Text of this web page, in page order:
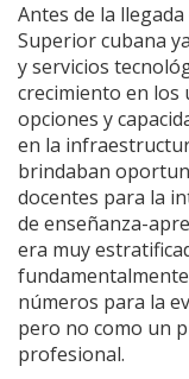
Antes de la
Superior cubana
y servicios
crecimiento en los
opciones y
en la
brindaban
docentes para la
de enseñanza-
era muy
números para la
pero no como un
profesional.